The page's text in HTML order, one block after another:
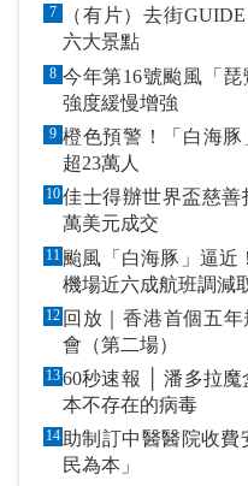
7
（有片）去街
六大景點
8 今年第16號颱風「
強度緩慢增強
9 橙色預警！「白海
超23萬人
10佳士得辦世界盃慈善拍賣 BTS成員Jimin表
萬美元成交
11 颱風「白海豚」逼
機場近六成航班調減
12 回放｜香港首個五
會（第二場）
1360秒速報 │ 潘多拉魔盒已被AI
本不存在的病毒
14助制訂中醫醫院收費安排 體會政府財務工
民為本」